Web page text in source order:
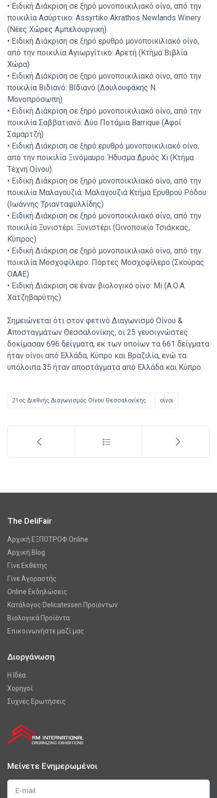
• Ειδική Διάκριση σε ξηρό μονοποικιλιακό οίνο, από την
ποικιλία Ασύρτικο: Assyrtiko Akrathos Newlands Winery
(Νέες Χώρες Αμπελουργική)
• Ειδική Διάκριση σε ξηρό ερυθρό μονοποικιλιακό οίνο,
από την ποικιλία Αγιωργίτικο: Αρετή (Κτήμα Βιβλία
Χώρα)
• Ειδική Διάκριση σε ξηρό μονοποικιλιακό οίνο, από την
ποικιλία Βιδιανό: ΒΙδιανό (Δουλουφάκης Ν.
Μονοπρόσωπη)
• Ειδική Διάκριση σε ξηρό μονοποικιλιακό οίνο, από την
ποικιλία Σαββατιανό: Δύο Ποτάμια Barrique (Αφοί
Σαμαρτζή)
• Ειδική Διάκριση σε ξηρό ερυθρό μονοποικιλιακό οίνο,
από την ποικιλία Ξινόμαυρο: Ήδυσμα Δρυός Xi (Κτήμα
Τέχνη Οίνου)
• Ειδική Διάκριση σε ξηρό μονοποικιλιακό οίνο, από την
ποικιλία Μαλαγουζιά: Μαλαγουζιά Κτήμα Ερυθρού Ρόδου
(Ιωάννης Τριανταφυλλίδης)
• Ειδική Διάκριση σε ξηρό μονοποικιλιακό οίνο, από την
ποικιλία Ξυνιστέρι: Ξυνιστέρι (Οινοποιείο Τσιάκκας,
Κύπρος)
• Ειδική Διάκριση σε ξηρό μονοποικιλιακό οίνο, από την
ποικιλία Μοσχοφίλερο: Πόρτες Μοσχοφίλερο (Σκούρας
ΟΑΑΕ)
• Ειδική Διάκριση σε έναν βιολογικό οίνο: Mi (Α.Ο.Α.
Χατζηβαρύτης)
Σημειώνεται ότι στον φετινό Διαγωνισμό Οίνου &
Αποσταγμάτων Θεσσαλονίκης, οι 25 γευσιγνώστες
δοκίμασαν 696 δείγματα, εκ των οποίων τα 661 δείγματα
ήταν οίνοι από Ελλάδα, Κύπρο και Βραζιλία, ενώ τα
υπόλοιπα 35 ήταν αποστάγματα από Ελλάδα και Κύπρο.
21ος Διεθνής Διαγωνισμός Οίνου Θεσσαλονίκης οίνοι
The DeliFair
Αρχική ΕΞΠΟΤΡΟΦ Online
Αρχική Blog
Γίνε Εκθέτης
Γίνε Αγοραστής
Online Εκδηλώσεις
Κατάλογος Delicatessen Προϊόντων
Βιολογικά Προϊόντα
Επικοινωνήστε μαζί μας
Διοργάνωση
Η Ιδέα
Χορηγοί
Συχνές Ερωτήσεις
Μείνετε Ενημερωμένοι